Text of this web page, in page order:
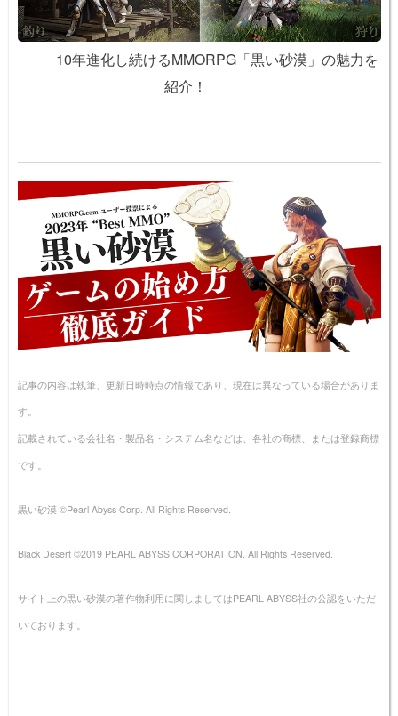
10年進化し続けるMMORPG「黒い砂漠」の魅力を
紹介！
記事の内容は執筆、更新日時時点の情報であり、現在は異なっている場合がありま
す。
記載されている会社名・製品名・システム名などは、各社の商標、または登録商標
です。
黒い砂漠 ©Pearl Abyss Corp. All Rights Reserved.
Black Desert ©2019 PEARL ABYSS CORPORATION. All Rights Reserved.
サイト上の黒い砂漠の著作物利用に関しましてはPEARL ABYSS社の公認をいただ
いております。